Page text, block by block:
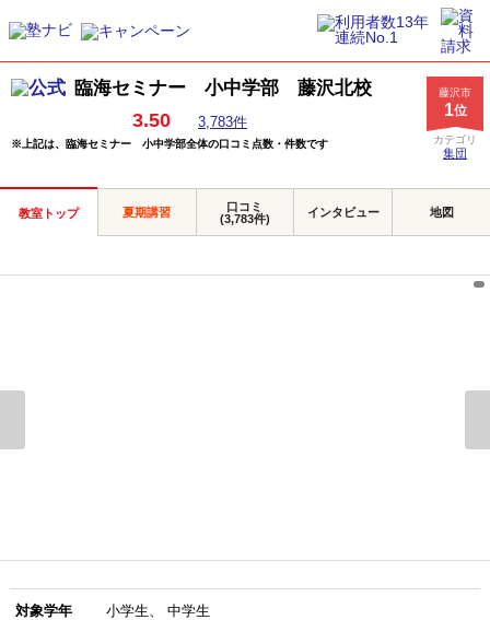
臨海セミナー 小中学部 藤沢北校
3.50 3,783件
※上記は、臨海セミナー 小中学部全体の口コミ点数・件数です
藤沢市
1位
カテゴリ
集団
教室トップ 夏期講習
口コミ
(3,783件)
インタビュー 地図
対象学年 小学生 中学生